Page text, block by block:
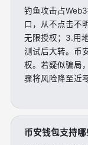
钓鱼攻击占
口，从不点击不
无限授权；3.用
测试后大转。币
权。若疑似骗局
骤将风险降至近零
币安钱包支持哪